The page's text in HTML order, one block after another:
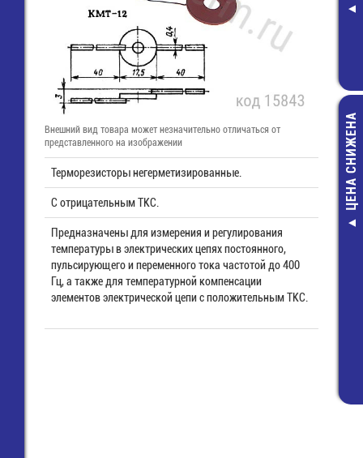
ЧИП
ЦЕНА СНИЖЕНА
Внешний вид товара может незначительно отличаться от
представленного на изображении
Терморезисторы негерметизированные.
С отрицательным ТКС.
Предназначены для измерения и регулирования
температуры в электрических цепях постоянного,
пульсирующего и переменного тока частотой до 400
Гц, а также для температурной компенсации
элементов электрической цепи с положительным ТКС.